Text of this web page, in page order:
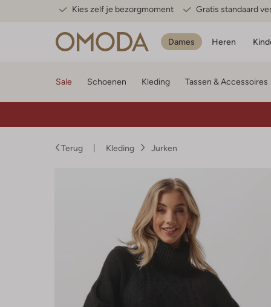
Kies zelf je bezorgmoment Gratis standaard
Dames Heren
Sale Schoenen Kleding Tassen & Accessoires
Terug Kleding Jurken